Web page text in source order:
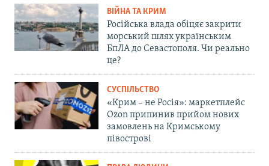
ВІЙНА ТА КРИМ
Російська влада обіцяє закрити
морський шлях українським
БпЛА до Севастополя. Чи реально
це?
СУСПІЛЬСТВО
«Крим – не Росія»: маркетплейс
Ozon припинив прийом нових
замовлень на Кримському
півострові